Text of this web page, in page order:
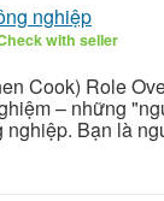
nghiệp
with seller
Cook) Role
– những
Bạn là